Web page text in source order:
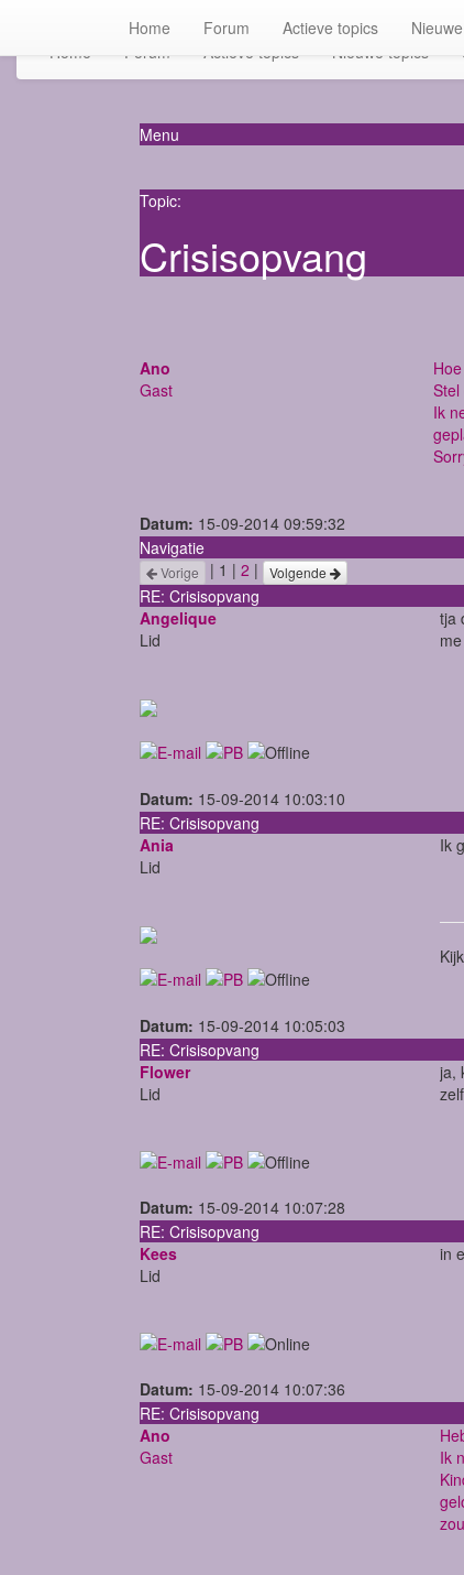
Home Forum Actieve topics Nieuwe topics
Home Forum Actieve topics
Menu
Topic:
Crisisopvang
Ano
Gast
Ik
Datum: 15-09-2014 09:59:32
Navigatie
Vorige | 1 | 2 | Volgende
RE: Crisisopvang
Angelique
Lid
tja
Datum: 15-09-2014 10:03:10
RE: Crisisopvang
Ania
Lid
Ik
Datum: 15-09-2014 10:05:03
RE: Crisisopvang
Flower
Lid
ja,
Datum: 15-09-2014 10:07:28
RE: Crisisopvang
Kees
Lid
in
Datum: 15-09-2014 10:07:36
RE: Crisisopvang
Ano
Gast
Ik